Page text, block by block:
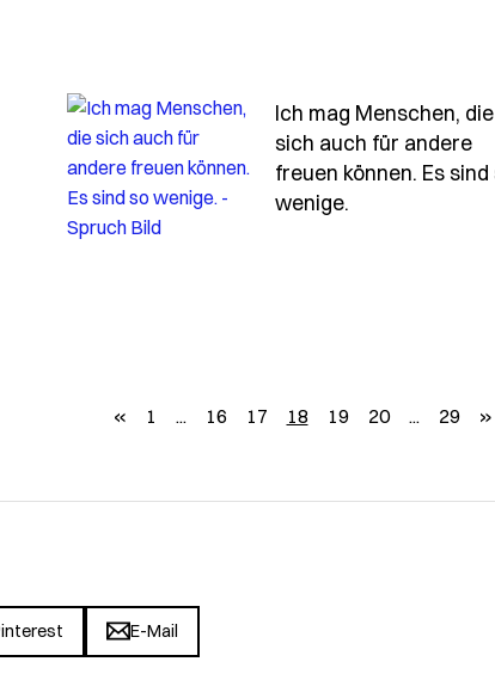
es-wenn-ich-nicht-aufpassen-muss-was-ich-sage-
Ich mag Menschen, die
sich auch für andere
freuen können. Es sind
wenige. - Spruch ich-
«zurück
1 ... 16 17 18 19 20 ... 29 »
E-Mail